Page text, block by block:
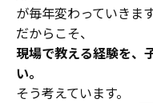
が毎年変わっていきます
だからこそ、
現場で教える経験を、
い。
そう考えています。